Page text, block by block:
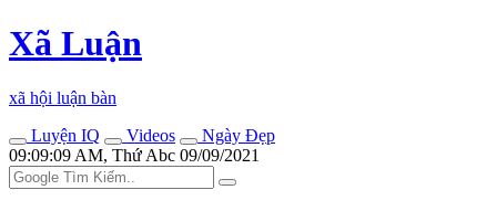
Xã Luận
xã hội luận bàn
Luyện IQ
Videos
Ngày Đẹp
09:09:09 AM, Thứ Abc 09/09/2021